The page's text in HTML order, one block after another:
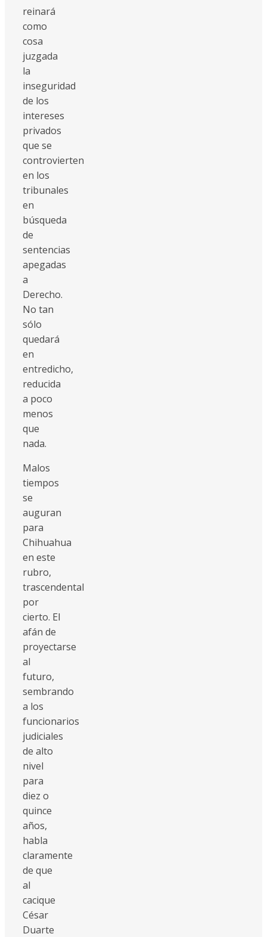
reinará
como
cosa
juzgada
la
inseguridad
de los
intereses
privados
que se
controvierten
en los
tribunales
en
búsqueda
de
sentencias
apegadas
a
Derecho.
No tan
sólo
quedará
en
entredicho,
reducida
a poco
menos
que
nada.
Malos
tiempos
se
auguran
para
Chihuahua
en este
rubro,
trascendental
por
cierto. El
afán de
proyectarse
al
futuro,
sembrando
a los
funcionarios
judiciales
de alto
nivel
para
diez o
quince
años,
habla
claramente
de que
al
cacique
César
Duarte